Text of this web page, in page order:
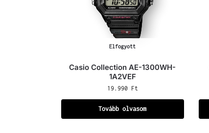
Elfogyott
Casio Collection AE-1300WH-
1A2VEF
19.990 Ft
Tovább olvasom